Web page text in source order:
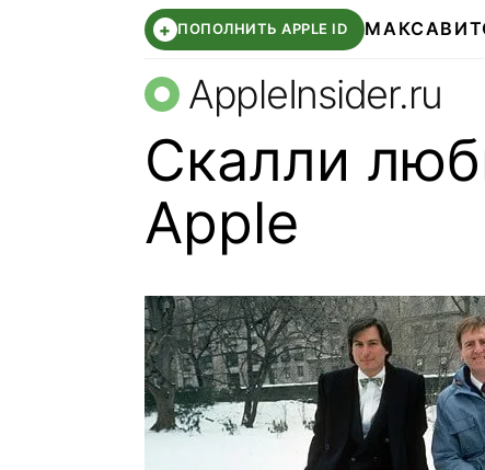
+ ПОПОЛНИТЬ APPLE ID МАКС
AppleInsider.ru
Скалли
Apple